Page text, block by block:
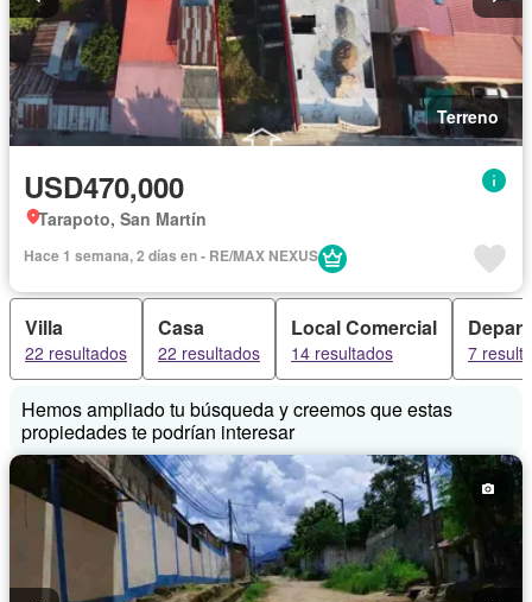
Terreno
USD470,000
Tarapoto, San Martín
Hace 1 semana, 2 días en - RE/MAX NEXUS
Villa
22 resultados
Casa
22 resultados
Local Comercial
14 resultados 7
Hemos ampliado tu búsqueda y creemos que estas
propiedades te podrían interesar